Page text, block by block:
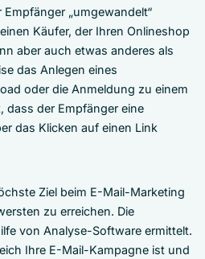
„umgewandelt“
Käufer, der Ihren Onlineshop
aber auch etwas anderes als
das Anlegen eines
oder die Anmeldung zu einem
dass der Empfänger eine
das Klicken auf einen Link
Ziel beim E-Mail-Marketing
zu erreichen. Die
von Analyse-Software ermittelt.
Ihre E-Mail-Kampagne ist und